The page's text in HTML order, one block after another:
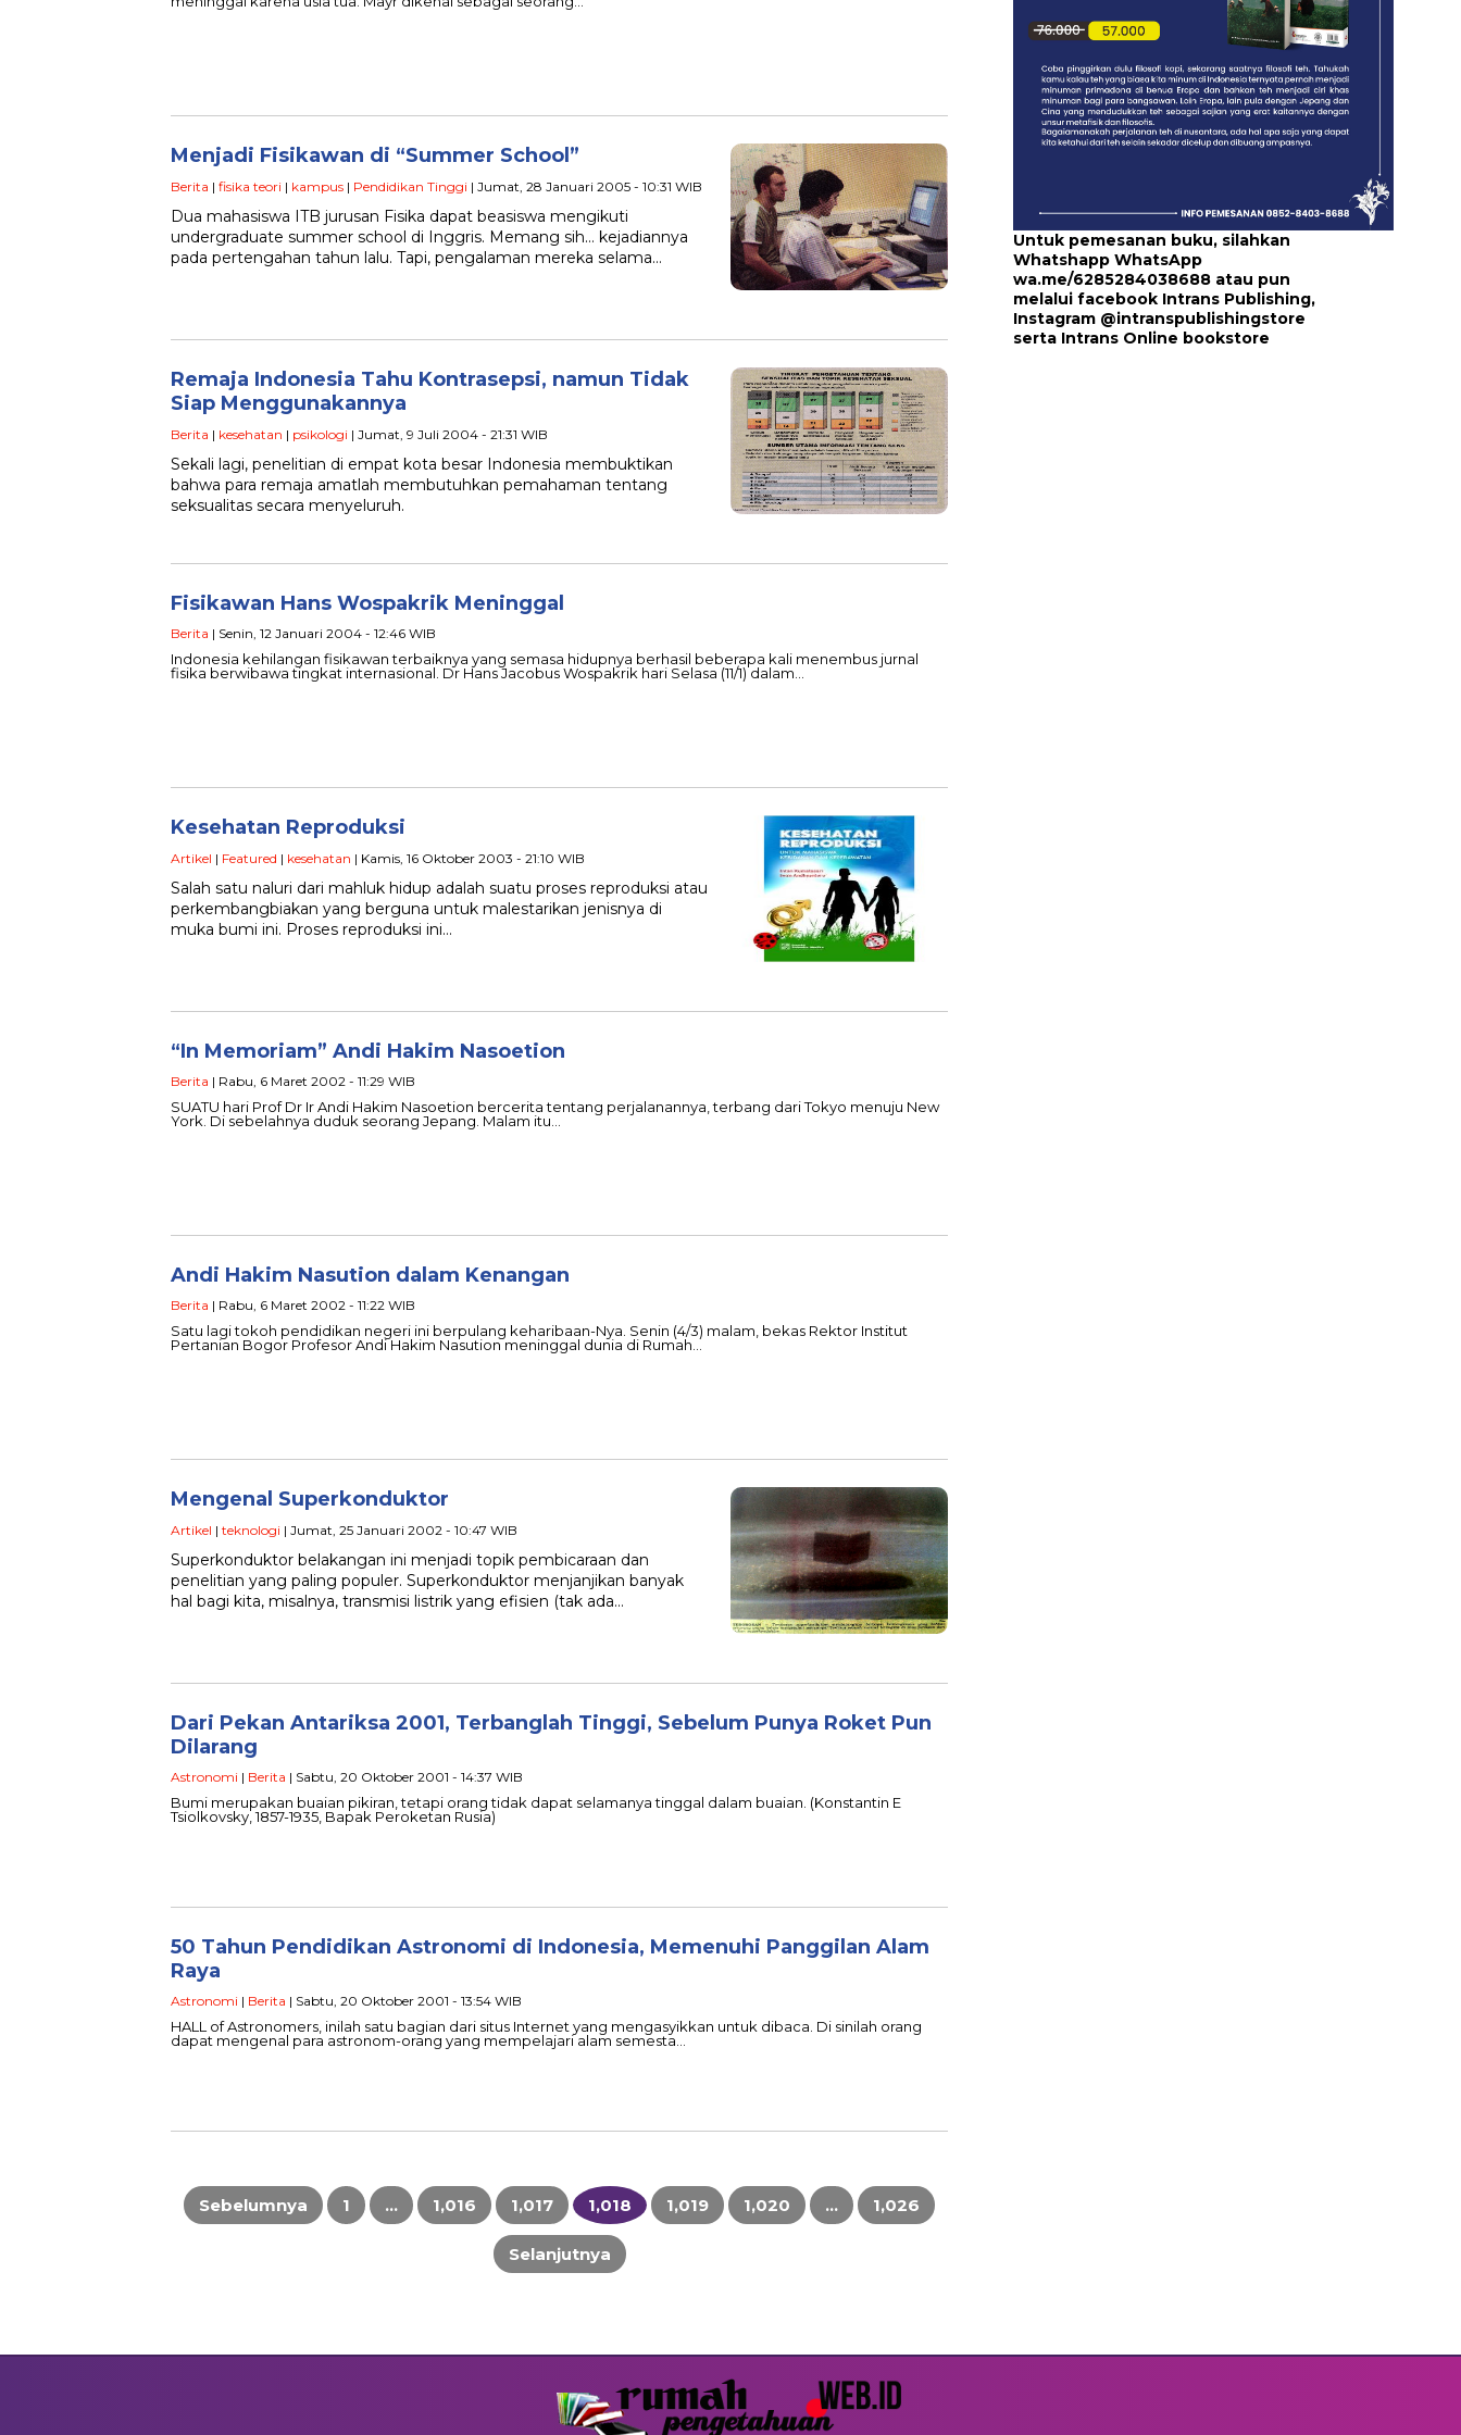
Menjadi Fisikawan di “Summer School”
Berita | fisika teori | kampus | Pendidikan Tinggi | Jumat, 28 Januari 2005 - 10:31 WIB
Dua mahasiswa ITB jurusan Fisika dapat beasiswa mengikuti
undergraduate summer school di Inggris. Memang sih… kejadiannya
pada pertengahan tahun lalu. Tapi, pengalaman mereka selama…
Remaja Indonesia Tahu Kontrasepsi, namun Tidak
Siap Menggunakannya
Berita | kesehatan | psikologi | Jumat, 9 Juli 2004 - 21:31 WIB
Sekali lagi, penelitian di empat kota besar Indonesia membuktikan
bahwa para remaja amatlah membutuhkan pemahaman tentang
seksualitas secara menyeluruh.
Fisikawan Hans Wospakrik Meninggal
Berita | Senin, 12 Januari 2004 - 12:46 WIB
Indonesia kehilangan fisikawan terbaiknya yang semasa hidupnya berhasil beberapa kali menembus jurnal
fisika berwibawa tingkat internasional. Dr Hans Jacobus Wospakrik hari Selasa (11/1) dalam…
Kesehatan Reproduksi
Artikel | Featured | kesehatan | Kamis, 16 Oktober 2003 - 21:10 WIB
Salah satu naluri dari mahluk hidup adalah suatu proses reproduksi atau
perkembangbiakan yang berguna untuk malestarikan jenisnya di
muka bumi ini. Proses reproduksi ini…
“In Memoriam” Andi Hakim Nasoetion
Berita | Rabu, 6 Maret 2002 - 11:29 WIB
SUATU hari Prof Dr Ir Andi Hakim Nasoetion bercerita tentang perjalanannya, terbang dari Tokyo menuju New
York. Di sebelahnya duduk seorang Jepang. Malam itu…
Andi Hakim Nasution dalam Kenangan
Berita | Rabu, 6 Maret 2002 - 11:22 WIB
Satu lagi tokoh pendidikan negeri ini berpulang keharibaan-Nya. Senin (4/3) malam, bekas Rektor Institut
Pertanian Bogor Profesor Andi Hakim Nasution meninggal dunia di Rumah…
Mengenal Superkonduktor
Artikel | teknologi | Jumat, 25 Januari 2002 - 10:47 WIB
Superkonduktor belakangan ini menjadi topik pembicaraan dan
penelitian yang paling populer. Superkonduktor menjanjikan banyak
hal bagi kita, misalnya, transmisi listrik yang efisien (tak ada…
Dari Pekan Antariksa 2001, Terbanglah Tinggi, Sebelum Punya Roket Pun
Dilarang
Astronomi | Berita | Sabtu, 20 Oktober 2001 - 14:37 WIB
Bumi merupakan buaian pikiran, tetapi orang tidak dapat selamanya tinggal dalam buaian. (Konstantin E
Tsiolkovsky, 1857-1935, Bapak Peroketan Rusia)
50 Tahun Pendidikan Astronomi di Indonesia, Memenuhi Panggilan Alam
Raya
Astronomi | Berita | Sabtu, 20 Oktober 2001 - 13:54 WIB
HALL of Astronomers, inilah satu bagian dari situs Internet yang mengasyikkan untuk dibaca. Di sinilah orang
dapat mengenal para astronom-orang yang mempelajari alam semesta…
Paginasi
posSebelumnya 1 … 1,016 1,017 1,018 1,019 1,020 … 1,026
Selanjutnya
Untuk pemesanan buku, silahkan
Whatshapp WhatsApp
wa.me/6285284038688 atau pun
melalui facebook Intrans Publishing,
Instagram @intranspublishingstore
serta Intrans Online bookstore